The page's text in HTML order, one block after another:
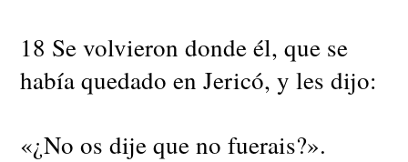
18 Se volvieron donde él, que se
había quedado en Jericó, y les dijo:
«¿No os dije que no fuerais?».